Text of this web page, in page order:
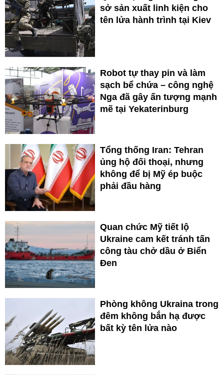
sở sản xuất linh kiện cho
tên lửa hành trình tại Kiev
Robot tự thay pin và làm
sạch bể chứa – công nghệ
Nga đã gây ấn tượng mạnh
mẽ tại Yekaterinburg
Tổng thống Iran: Tehran
ủng hộ đối thoại, nhưng
không để bị Mỹ ép buộc
phải đầu hàng
Quan chức Mỹ tiết lộ
Ukraine cam kết tránh tấn
công tàu chở dầu ở Biển
Đen
Phòng không Ukraina trong
đêm không bắn hạ được
bất kỳ tên lửa nào